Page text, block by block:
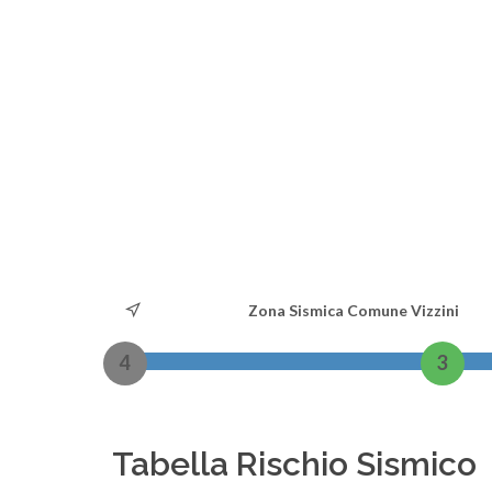
Zona Sismica Comune Vizzini
4 3
Tabella Rischio Sismico